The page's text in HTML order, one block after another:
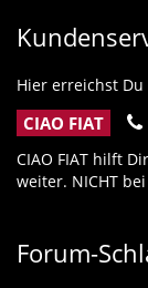
Hier erreichst
CIAO FIAT
CIAO FIAT hilft
weiter. NICHT
Forum-